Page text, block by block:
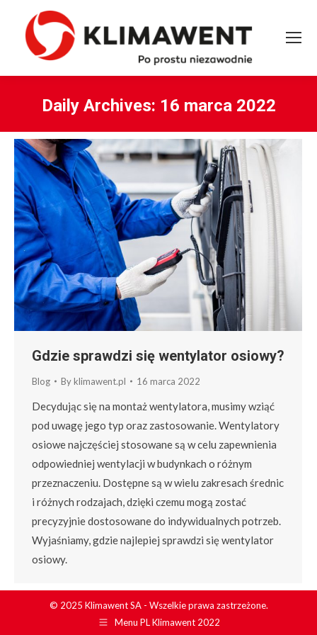
Daily Archives: 16 marca 2022
Gdzie sprawdzi się wentylator osiowy?
Blog Byklimawent.pl 16 marca 2022
Decydując się na montaż wentylatora, musimy wziąć
pod uwagę jego typ oraz zastosowanie. Wentylatory
osiowe najczęściej stosowane są w celu zapewnienia
odpowiedniej wentylacji w budynkach o różnym
przeznaczeniu. Dostępne są w wielu zakresach średnic
i różnych rodzajach, dzięki czemu mogą zostać
precyzyjnie dostosowane do indywidualnych potrzeb.
Wyjaśniamy, gdzie najlepiej sprawdzi się wentylator
osiowy.
© 2025 Klimawent SA - Wszelkie prawa zastrzeżone.
Menu PL Klimawent 2022